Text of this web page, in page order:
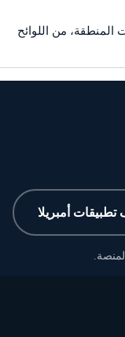
من اللوائح
أمبريلا